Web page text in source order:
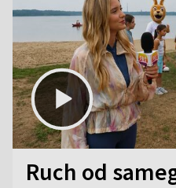
Ruch od